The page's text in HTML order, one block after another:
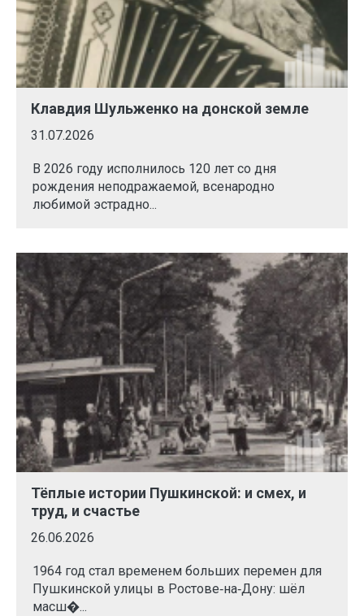
Клавдия Шульженко на донской земле
31.07.2026
В 2026 году исполнилось 120 лет со дня
рождения неподражаемой, всенародно
любимой эстрадно...
Тёплые истории Пушкинской: и смех, и
труд, и счастье
26.06.2026
1964 год стал временем больших перемен для
Пушкинской улицы в Ростове‑на‑Дону: шёл
масш�...